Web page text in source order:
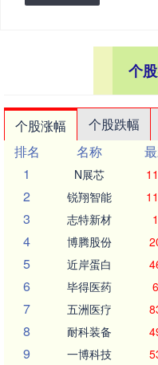
个
个股涨幅 个股跌幅
排名
名称
1
N展芯
2 锐翔智能
3 志特新材
4 博腾股份
5 近岸蛋白
6 毕得医药
7 五洲医疗
8 耐科装备
9 一博科技